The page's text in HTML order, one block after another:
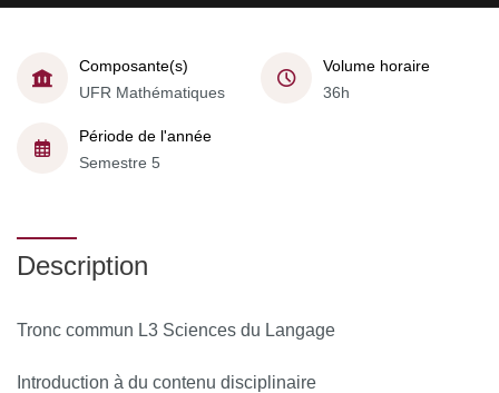
Composante(s)
UFR Mathématiques
Volume horaire
36h
Période de l'année
Semestre 5
Description
Tronc commun L3 Sciences du Langage
Introduction à du contenu disciplinaire